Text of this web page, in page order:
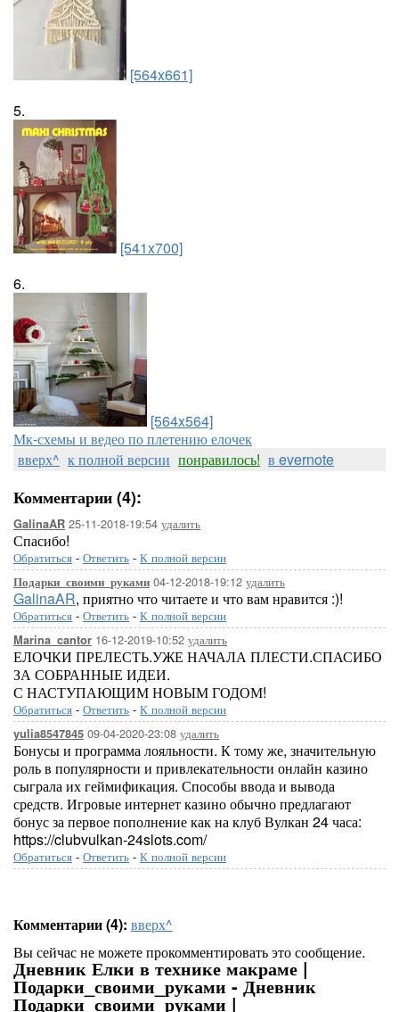
[564x661]
5.
[541x700]
6.
[564x564]
Мк-схемы и ведео по плетению елочек
вверх^ к полной версии понравилось! в evernote
Комментарии (4):
GalinaAR 25-11-2018-19:54 удалить
Спасибо!
Обратиться - Ответить - К полной версии
Подарки_своими_руками 04-12-2018-19:12 удалить
GalinaAR, приятно что читаете и что вам нравится :)!
Обратиться - Ответить - К полной версии
Marina_cantor 16-12-2019-10:52 удалить
ЕЛОЧКИ ПРЕЛЕСТЬ.УЖЕ НАЧАЛА ПЛЕСТИ.СПАСИБО
ЗА СОБРАННЫЕ ИДЕИ.
С НАСТУПАЮЩИМ НОВЫМ ГОДОМ!
Обратиться - Ответить - К полной версии
yulia8547845 09-04-2020-23:08 удалить
Бонусы и программа лояльности. К тому же, значительную
роль в популярности и привлекательности онлайн казино
сыграла их геймификация. Способы ввода и вывода
средств. Игровые интернет казино обычно предлагают
бонус за первое пополнение как на клуб Вулкан 24 часа:
https://clubvulkan-24slots.com/
Обратиться - Ответить - К полной версии
Комментарии (4): вверх^
Вы сейчас не можете прокомментировать это сообщение.
Дневник Елки в технике макраме |
Подарки_своими_руками - Дневник
Подарки_своими_руками |